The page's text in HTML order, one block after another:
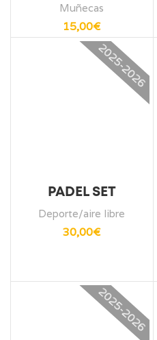
Muñecas
15,00€
2025-2026
PADEL SET
Deporte/aire libre
30,00€
2025-2026